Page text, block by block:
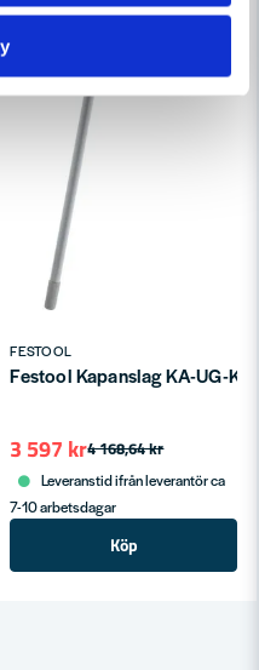
FESTOOL
Festool Kapanslag KA-UG-KS
4 168,64 kr
3 597 kr
Leveranstid ifrån leverantör ca
7-10 arbetsdagar
Köp